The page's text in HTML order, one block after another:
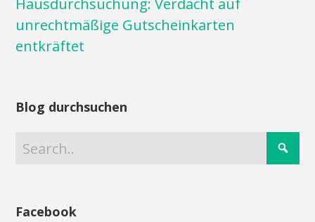
Hausdurchsuchung: Verdacht auf
unrechtmäßige Gutscheinkarten
entkräftet
Blog durchsuchen
Facebook